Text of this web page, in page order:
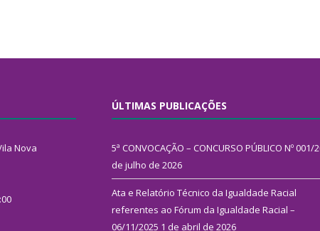
Nova
ÚLTIMAS PUBLICAÇÕES
5ª CONVOCAÇÃO – CONCURSO PÚBLICO Nº 001/
de julho de 2026
Ata e Relatório Técnico da Igualdade Racial
referentes ao Fórum da Igualdade Racial –
06/11/2025 1 de abril de 2026